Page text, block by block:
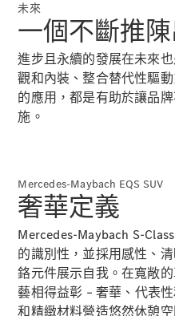
GLE
GLS
Mercedes-
Maybach
GLS
G-
Class
純電動
A-Class
Hatchback
未來
一個不斷推
進步且永續的發展在未來
觀和內裝、整合替代性驅
的應用，都是有助於讓品
施。
Mercedes-Maybach EQS SUV
奢華定義
Mercedes-Maybach S-
的識別性，並採用感性、
鉻元件展示自我。在寬敞
藝相得益彰 – 奢華、代表
和精緻材料營造悠然休憩